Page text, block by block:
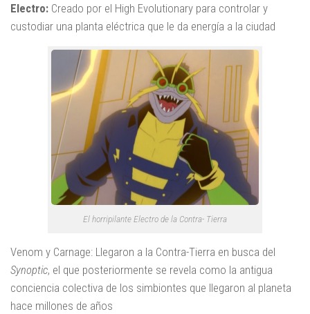
Electro: Creado por el High Evolutionary para controlar y
custodiar una planta eléctrica que le da energía a la ciudad
El horripilante Electro de la Contra- Tierra
Venom y Carnage: Llegaron a la Contra-Tierra en busca del
Synoptic, el que posteriormente se revela como la antigua
conciencia colectiva de los simbiontes que llegaron al planeta
hace millones de años